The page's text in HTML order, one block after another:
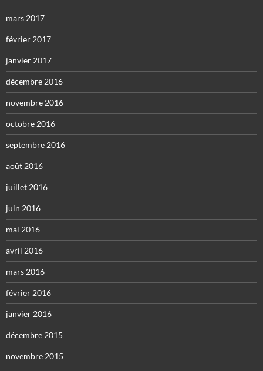
mars 2017
février 2017
janvier 2017
décembre 2016
novembre 2016
octobre 2016
septembre 2016
août 2016
juillet 2016
juin 2016
mai 2016
avril 2016
mars 2016
février 2016
janvier 2016
décembre 2015
novembre 2015